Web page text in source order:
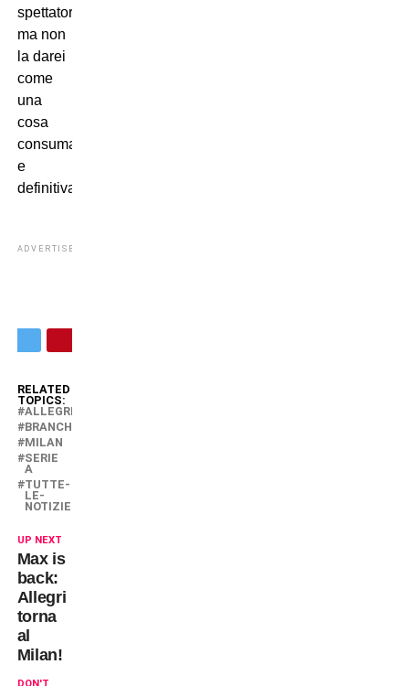
spettatore,
ma non
la darei
come
una
cosa
consumata
e
definitiva”.
ADVERTISEMENT
RELATED
TOPICS:
ALLEGRI
BRANCHINI
MILAN
SERIE
A
TUTTE-
LE-
NOTIZIE
UP NEXT
Max is
back:
Allegri
torna
al
Milan!